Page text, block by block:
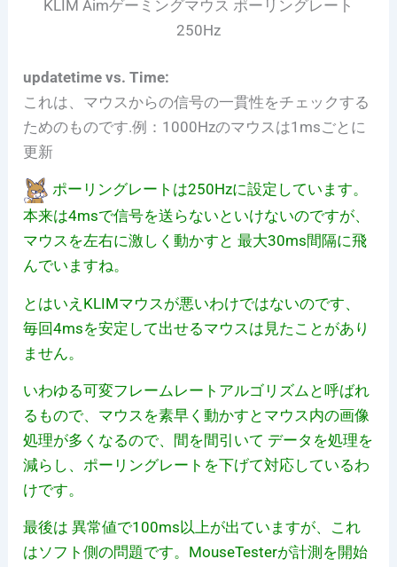
KLIM Aimゲーミングマウス ポーリングレート
250Hz
updatetime vs. Time:
これは、マウスからの信号の一貫性をチェックする
ためのものです.例：1000Hzのマウスは1msごとに
更新
ポーリングレートは250Hzに設定しています。
本来は4msで信号を送らないといけないのですが、
マウスを左右に激しく動かすと 最大30ms間隔に飛
んでいますね。
とはいえKLIMマウスが悪いわけではないのです、
毎回4msを安定して出せるマウスは見たことがあり
ません。
いわゆる可変フレームレートアルゴリズムと呼ばれ
るもので、マウスを素早く動かすとマウス内の画像
処理が多くなるので、間を間引いて データを処理を
減らし、ポーリングレートを下げて対応しているわ
けです。
最後は 異常値で100ms以上が出ていますが、これ
はソフト側の問題です。MouseTesterが計測を開始